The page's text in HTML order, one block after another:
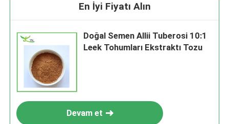
En İyi Fiyatı Alın
Doğal Semen Allii Tuberosi 10:1
Leek Tohumları Ekstraktı Tozu
Devam et